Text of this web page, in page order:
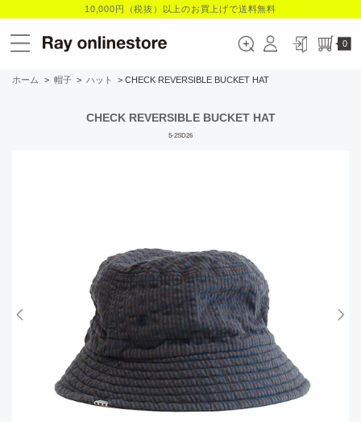
10,000円（税抜）以上のお買上げで送料無料
0
ホーム > 帽子 > ハット > CHECK REVERSIBLE BUCKET HAT
CHECK REVERSIBLE BUCKET HAT
5-2SD26